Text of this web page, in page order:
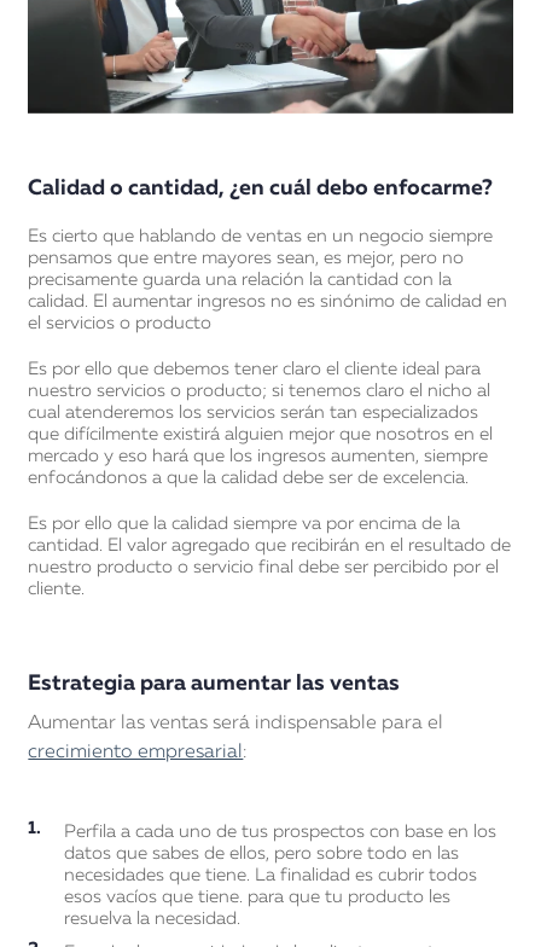
Calidad o cantidad, ¿en cuál debo enfocarme?
Es cierto que hablando de ventas en un negocio siempre
pensamos que entre mayores sean, es mejor, pero no
precisamente guarda una relación la cantidad con la
calidad. El aumentar ingresos no es sinónimo de calidad en
el servicios o producto
Es por ello que debemos tener claro el cliente ideal para
nuestro servicios o producto; si tenemos claro el nicho al
cual atenderemos los servicios serán tan especializados
que difícilmente existirá alguien mejor que nosotros en el
mercado y eso hará que los ingresos aumenten, siempre
enfocándonos a que la calidad debe ser de excelencia.
Es por ello que la calidad siempre va por encima de la
cantidad. El valor agregado que recibirán en el resultado de
nuestro producto o servicio final debe ser percibido por el
cliente.
Estrategia para aumentar las ventas
Aumentar las ventas será indispensable para el
crecimiento empresarial :
Perfila a cada uno de tus prospectos con base en los
datos que sabes de ellos, pero sobre todo en las
necesidades que tiene. La finalidad es cubrir todos
esos vacíos que tiene. para que tu producto les
resuelva la necesidad.